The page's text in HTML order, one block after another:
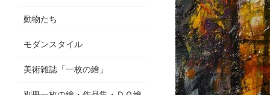
動物たち
モダンスタイル
美術雑誌「一枚の繪」